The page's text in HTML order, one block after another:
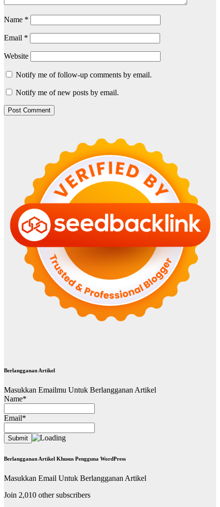
Name *
Email *
Website
Notify me of follow-up comments by email.
Notify me of new posts by email.
Berlangganan Artikel
Masukkan Emailmu Untuk Berlangganan Artikel
Name*
Email*
Berlangganan Artikel Khusus Pengguna WordPress
Masukkan Email Untuk Berlangganan Artikel
Join 2,010 other subscribers